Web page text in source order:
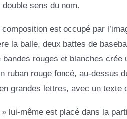
sens du nom.
composition est occupé par
la balle, deux battes de
bandes rouges et blanches
ruban rouge foncé, au-dessus
grandes lettres, avec un texte
» lui-même est placé dans la